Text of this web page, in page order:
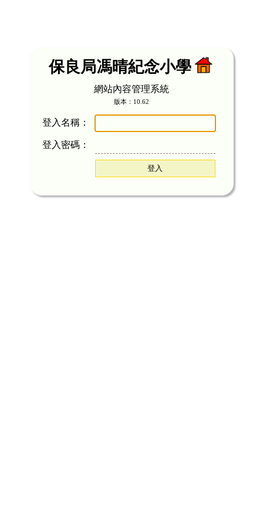
保良局馮晴紀念小學
網站內容管理系統
版本：10.62
登入名稱：
登入密碼：